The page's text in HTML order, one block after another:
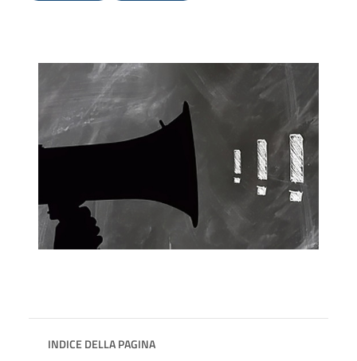
INDICE DELLA PAGINA